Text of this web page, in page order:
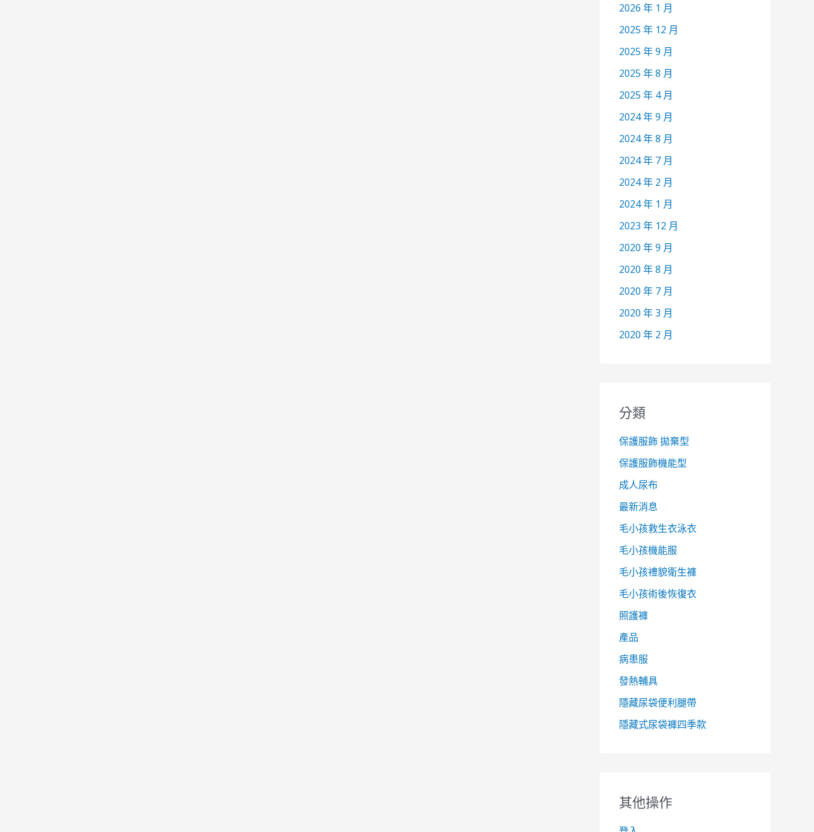
2026 年 1 月
2025 年 12 月
2025 年 9 月
2025 年 8 月
2025 年 4 月
2024 年 9 月
2024 年 8 月
2024 年 7 月
2024 年 2 月
2024 年 1 月
2023 年 12 月
2020 年 9 月
2020 年 8 月
2020 年 7 月
2020 年 3 月
2020 年 2 月
分類
保護服飾 拋棄型
保護服飾機能型
成人尿布
最新消息
毛小孩救生衣泳衣
毛小孩機能服
毛小孩禮貌衛生褲
毛小孩術後恢復衣
照護褲
產品
病患服
發熱輔具
隱藏尿袋便利腿帶
隱藏式尿袋褲四季款
其他操作